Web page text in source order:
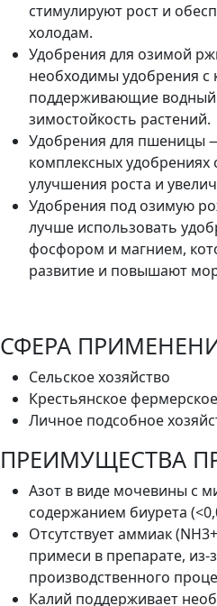
стимулируют рост и
холодам.
Удобрения для озимой
необходимы удобрения с
поддерживающие
зимостойкость растений.
Удобрения для пшеницы
комплексных
улучшения роста и
Удобрения под озимую
лучше использовать
фосфором и магнием,
развитие и повышают
СФЕРА
Сельское хозяйство
Крестьянское
Личное подсобное
ПРЕИМУЩЕСТВА
Азот в виде мочевины с
содержанием биурета
Отсутствует аммиак
примеси в препарате, из-
производственного
Калий поддерживает